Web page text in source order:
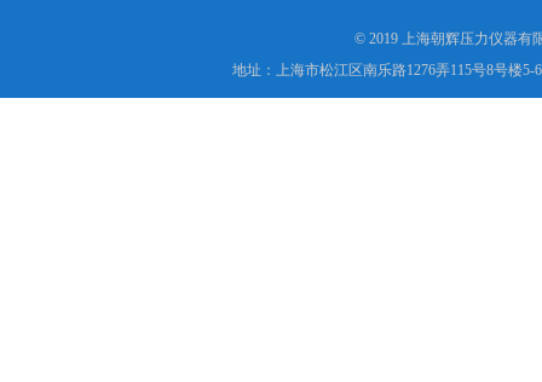
© 2019 上海朝辉压力仪器有
地址：上海市松江区南乐路1276弄115号8号楼5-